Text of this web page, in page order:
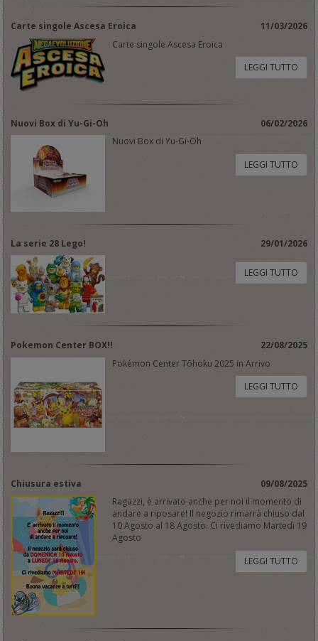
Carte singole Ascesa Eroica
11/03/2026
Carte singole Ascesa Eroica
LEGGI TUTTO
Nuovi Box di Yu-Gi-Oh
06/02/2026
Nuovi Box di Yu-Gi-Oh
LEGGI TUTTO
La serie 28 Lego! 29/01/2026
LEGGI TUTTO
Pokemon Center BOX!!
22/08/2025
Pokémon Center Tōhoku 2025 in Arrivo
LEGGI TUTTO
Chiusura estiva
09/08/2025
Ragazzi, è arrivato anche per noi il momento di
andare a riposare! Il negozio rimarrà chiuso dal
10 Agosto al 18 Agosto. Ci rivediamo Martedì 19
Agosto
LEGGI TUTTO